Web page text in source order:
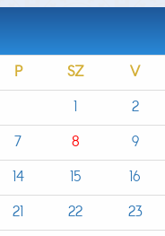
P SZ
V
1
2
7 8
9
14 15
16
21 22
23